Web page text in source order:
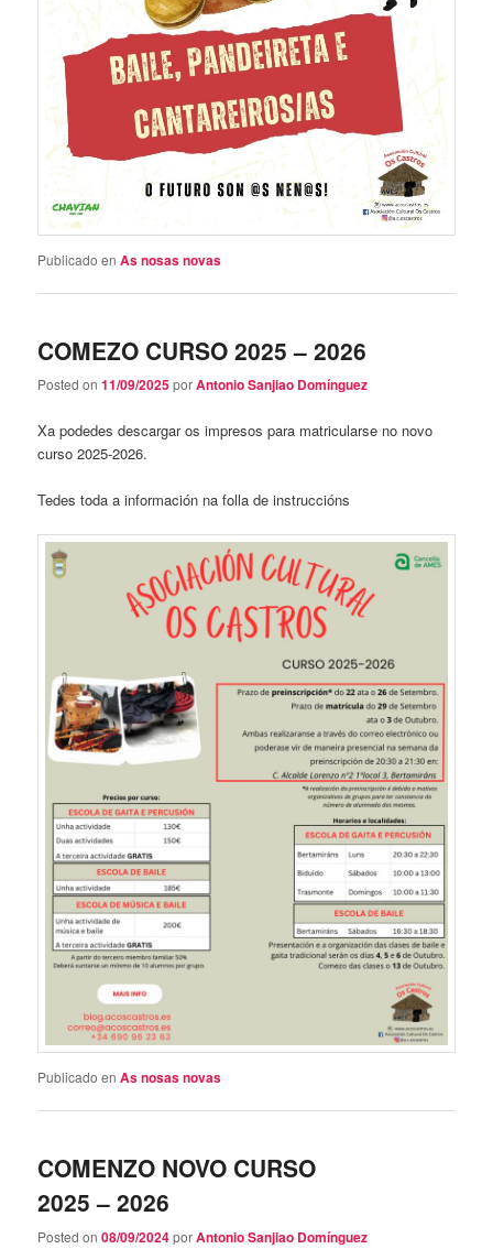
Publicado en As nosas novas
COMEZO CURSO 2025 – 2026
Posted on11/09/2025porAntonio Sanjiao Domínguez
Xa podedes descargar os impresos para matricularse no novo
curso 2025-2026.
Tedes toda a información na folla de instruccións
Publicado en As nosas novas
COMENZO NOVO CURSO
2025 – 2026
Posted on08/09/2024porAntonio Sanjiao Domínguez